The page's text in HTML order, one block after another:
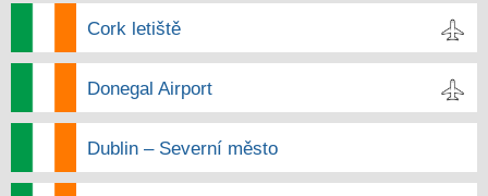
Cork letiště
Donegal Airport
Dublin – Severní město